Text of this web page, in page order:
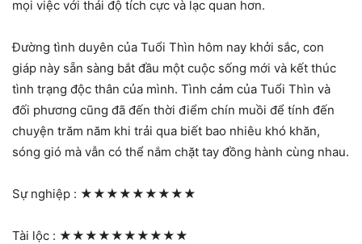
mọi việc với thái độ tích cực và lạc quan hơn.
Đường tình duyên của Tuổi Thìn hôm nay khởi sắc, con
giáp này sẵn sàng bắt đầu một cuộc sống mới và kết thúc
tình trạng độc thân của mình. Tình cảm của Tuổi Thìn và
đối phương cũng đã đến thời điểm chín muồi để tính đến
chuyện trăm năm khi trải qua biết bao nhiêu khó khăn,
sóng gió mà vẫn có thể nắm chặt tay đồng hành cùng nhau.
Sự nghiệp : ★★★★★★★★★
Tài lộc : ★★★★★★★★★★